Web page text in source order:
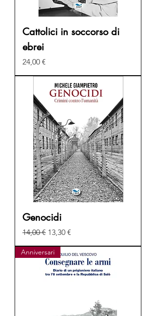
Cattolici in soccorso di
ebrei
Prezzo
24,00 €
Genocidi
Prezzo regolare
14,00 € Prezzo scontato
13,30 €
Anniversari